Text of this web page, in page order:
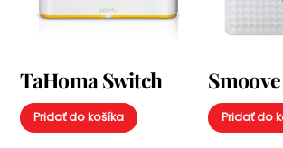
TaHoma Switch
Pridať do košíka Pridať do